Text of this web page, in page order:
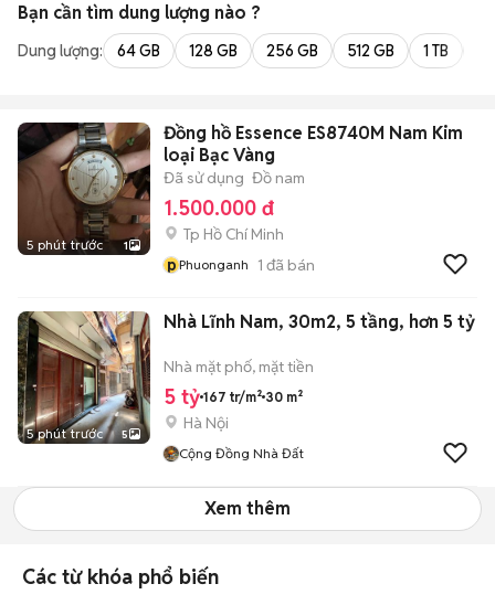
Bạn cần tìm dung lượng nào ?
Dung lượng: 64 GB 128 GB 256 GB 512 GB 1 TB
5 phút trước 1
Đồng hồ Essence ES8740M Nam Kim
loại Bạc Vàng
Đã sử dụng Đồ nam
1.500.000 đ
Tp Hồ Chí Minh
pPhuonganh 1 đã bán
5 phút trước 5
Nhà Lĩnh Nam, 30m2, 5 tầng, hơn 5 tỷ
Nhà mặt phố, mặt tiền
5 tỷ 167 tr/m² 30 m²
Hà Nội
Cộng Đồng Nhà Đất
Xem thêm
Các từ khóa phổ biến